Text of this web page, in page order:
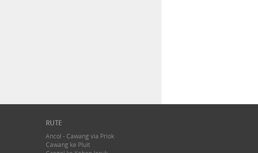
RUTE
Ancol - Cawang via Priok
Cawang ke Pluit